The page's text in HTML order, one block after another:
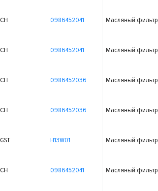
0986452041 Масляный фильтр
0986452041 Масляный фильтр
0986452036 Масляный фильтр
0986452036 Масляный фильтр
H13W01 Масляный фильтр
0986452041 Масляный фильтр